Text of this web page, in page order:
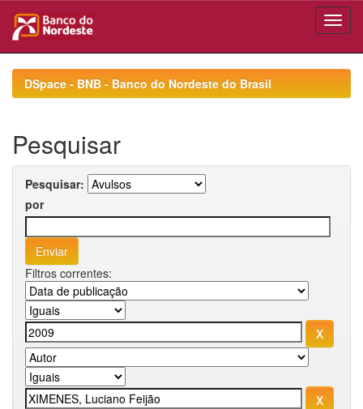
navigationDSpace - BNB - Banco do Nordeste do Brasil
Pesquisar
Pesquisar:
por
Filtros correntes: